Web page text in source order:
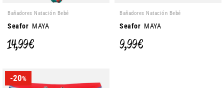
Bañadores Natación Bebé
Seafor MAYA
14,99 €
Bañadores Natación Bebé
Seafor MAYA
9,99 €
-20%